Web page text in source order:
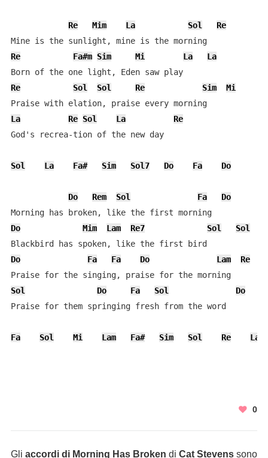
Re Mim La Sol
Re
Mine is the sunlight, mine is the morning
Re
Fa#m Sim Mi La
La
Born of the one light, Eden saw play
Re
Sol Sol Re Sim
Mi
Praise with elation, praise every morning
La
Re Sol La
Re
God's recrea-tion of the new day
Sol La Fa# Sim Sol7 Do Fa Do
Do Rem Sol Fa
Do
Morning has broken, like the first morning
Do
Mim Lam Re7 Sol
Sol
Do
Fa Fa Do Lam
Re
Praise for the singing, praise for the morning
Sol
Do Fa Sol
Do
Praise for them springing fresh from the word
Fa Sol Mi Lam Fa# Sim Sol Re
0
Gli accordi di Morning Has Broken di Cat Stevenssono